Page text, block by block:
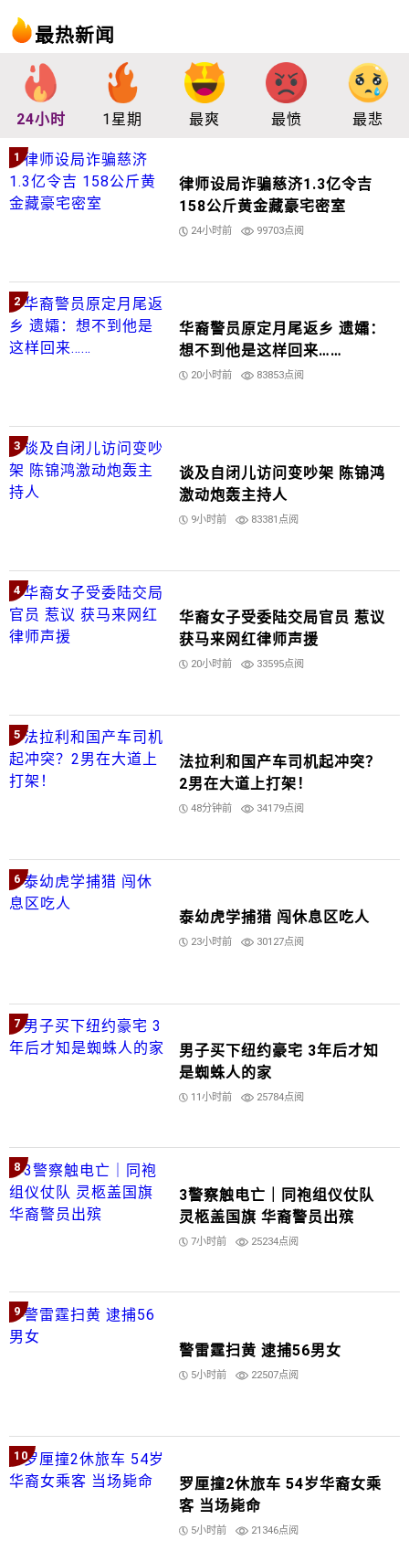
最热新闻
24小时 1星期 最爽 最愤 最悲
1
律师设局诈骗慈济1.3亿令吉
158公斤黄金藏豪宅密室
24小时前 99703点阅
2
华裔警员原定月尾返乡 遗孀：
想不到他是这样回来……
20小时前 83853点阅
3
谈及自闭儿访问变吵架 陈锦鸿
激动炮轰主持人
9小时前 83381点阅
4
华裔女子受委陆交局官员 惹议
获马来网红律师声援
20小时前 33595点阅
5
法拉利和国产车司机起冲突？
2男在大道上打架！
48分钟前 34179点阅
6
泰幼虎学捕猎 闯休息区吃人
23小时前 30127点阅
7
男子买下纽约豪宅 3年后才知
是蜘蛛人的家
11小时前 25784点阅
8
3警察触电亡｜同袍组仪仗队
灵柩盖国旗 华裔警员出殡
7小时前 25234点阅
9
警雷霆扫黄 逮捕56男女
5小时前 22507点阅
10
罗厘撞2休旅车 54岁华裔女乘
客 当场毙命
5小时前 21346点阅